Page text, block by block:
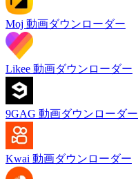
Moj 動画ダウンローダー
Likee 動画ダウンローダー
9GAG 動画ダウンローダー
Kwai 動画ダウンローダー